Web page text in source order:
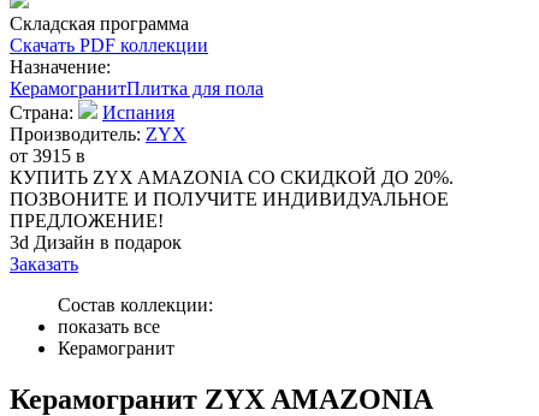
Складская программа
Скачать PDF коллекции
Назначение:
КерамогранитПлитка для пола
Страна:
Испания
Производитель: ZYX
от 3915 в
КУПИТЬ ZYX AMAZONIA СО СКИДКОЙ ДО 20%.
ПОЗВОНИТЕ И ПОЛУЧИТЕ ИНДИВИДУАЛЬНОЕ
ПРЕДЛОЖЕНИЕ!
3d Дизайн в подарок
Заказать
Состав коллекции:
показать все
Керамогранит
Керамогранит ZYX AMAZONIA